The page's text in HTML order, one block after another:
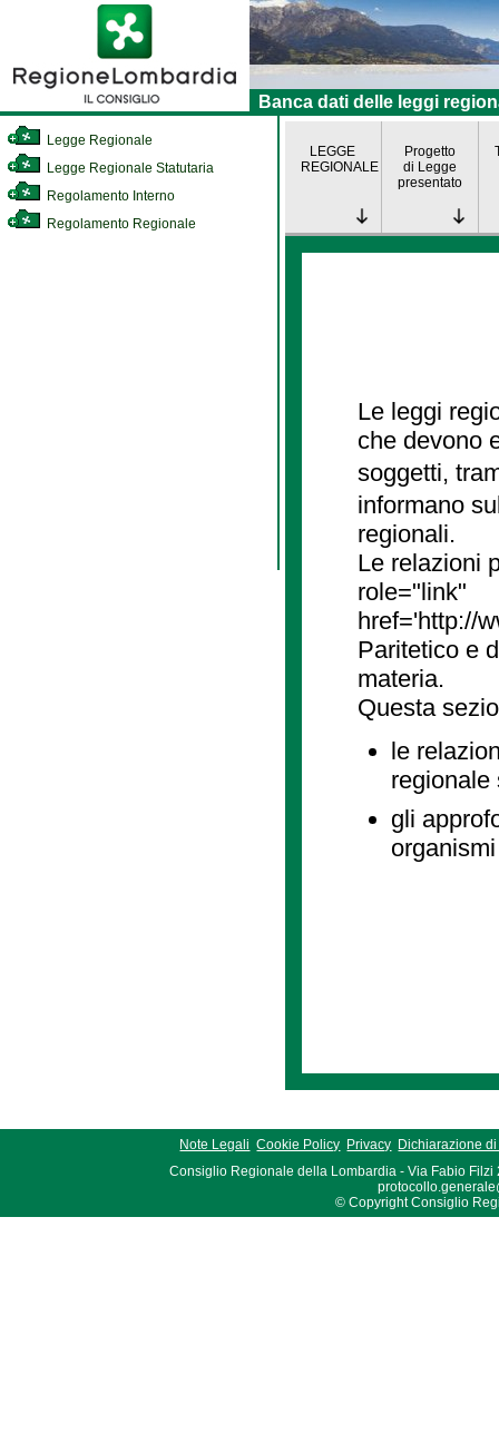
Banca dati delle leggi
Legge Regionale
Legge Regionale Statutaria
Regolamento Interno
Regolamento Regionale
LEGGE
REGIONALE
Progetto
di Legge
presentato
Le leggi
che devono
soggetti,
informano
regionali.
Le relazioni
role="link"
href='http://
Paritetico e
materia.
Questa
le
regionale
gli
Note Legali Cookie Policy Privacy Dichiarazione
Consiglio Regionale della Lombardia - Via Fabio Filzi
© Copyright Consiglio